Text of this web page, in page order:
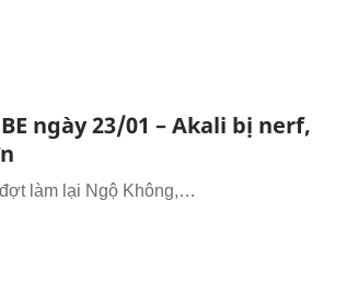
ngày 23/01 – Akali bị nerf,
làm lại Ngộ Không,…